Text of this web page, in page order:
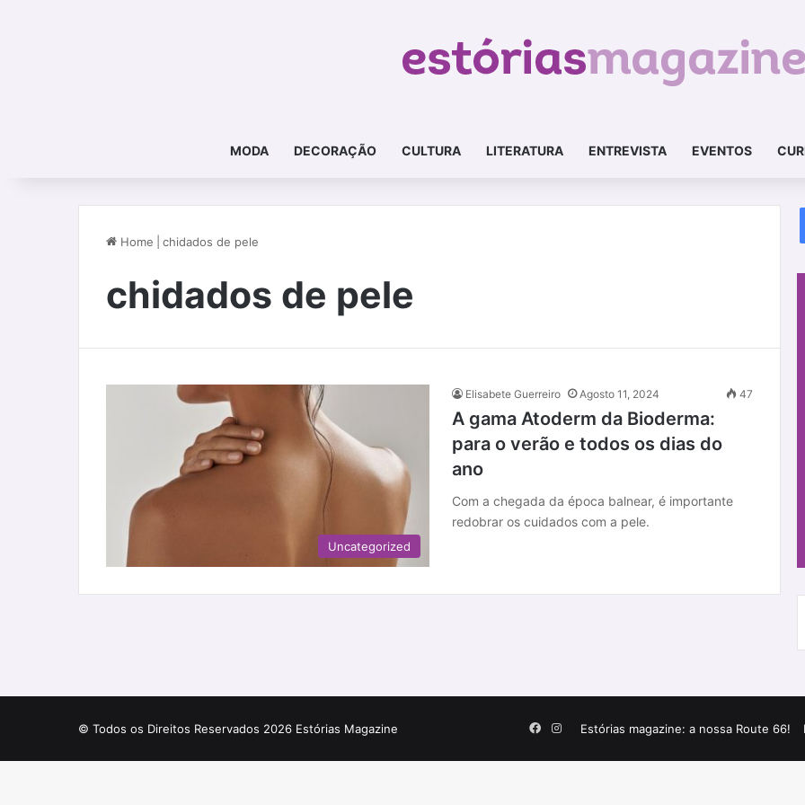
MODA DECORAÇÃO CULTURA LITERATURA ENTREVISTA EVENTOS
Home chidados de pele
chidados de pele
Uncategorized
Elisabete Guerreiro Agosto 11, 2024 47
A gama Atoderm da Bioderma:
para o verão e todos os dias do
ano
Com a chegada da época balnear, é importante
redobrar os cuidados com a pele.
© Todos os Direitos Reservados 2026 Estórias Magazine Estórias magazine: a nossa Route 66!
Facebook
Instagram